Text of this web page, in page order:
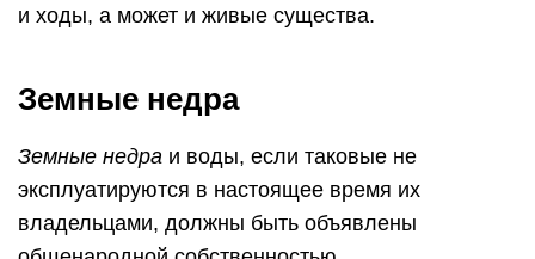
и ходы, а может и живые существа.
Земные недра
Земные недра и воды, если таковые не
эксплуатируются в настоящее время их
владельцами, должны быть объявлены